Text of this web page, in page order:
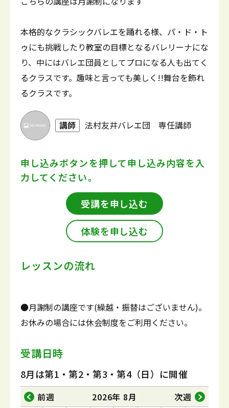
本格的なクラシックバレエを踊れる様、パ・ド・ト
ゥにも挑戦したり教室の目標となるバレリーナにな
り、中にはバレエ団員としてプロになる人も出てく
るクラスです。趣味と言っても美しく!!舞台を飾れ
るクラスです。
講師 法村友井バレエ団 専任講師
申し込みボタンを押して申し込み内容を入
力してください。
受講を申し込む
体験を申し込む
レッスンの流れ
●月謝制の講座です(繰越・振替はございません)。
お休みの場合には休会制度をご利用ください。
受講日時
8月は第1・第2・第3・第4（日）に開催
前週 2026年 8月 次週